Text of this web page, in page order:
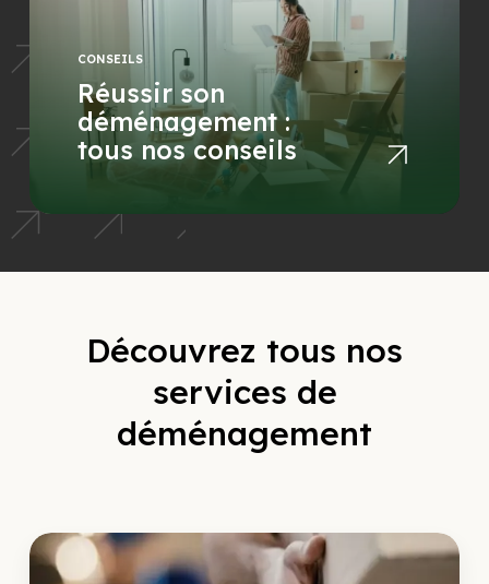
CONSEILS
Réussir son
déménagement :
tous nos conseils
Découvrez tous nos
services de
déménagement